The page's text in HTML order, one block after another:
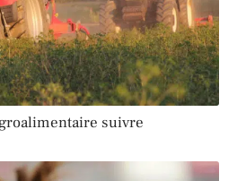
suivre